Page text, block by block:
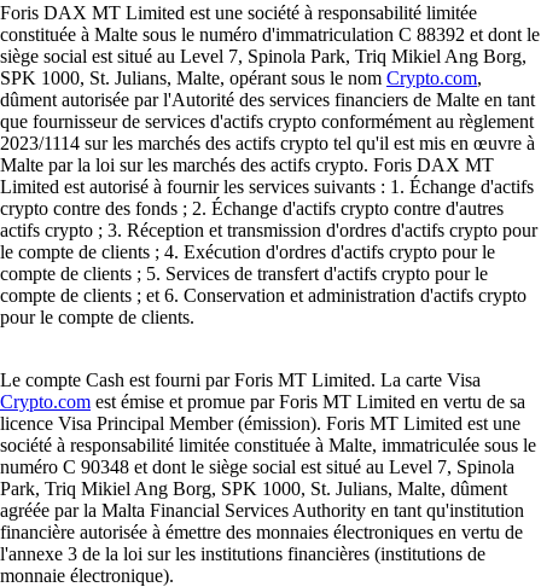
Foris DAX MT Limited est une société à responsabilité limitée
constituée à Malte sous le numéro d'immatriculation C 88392 et dont le
siège social est situé au Level 7, Spinola Park, Triq Mikiel Ang Borg,
SPK 1000, St. Julians, Malte, opérant sous le nom Crypto.com,
dûment autorisée par l'Autorité des services financiers de Malte en tant
que fournisseur de services d'actifs crypto conformément au règlement
2023/1114 sur les marchés des actifs crypto tel qu'il est mis en œuvre à
Malte par la loi sur les marchés des actifs crypto. Foris DAX MT
Limited est autorisé à fournir les services suivants : 1. Échange d'actifs
crypto contre des fonds ; 2. Échange d'actifs crypto contre d'autres
actifs crypto ; 3. Réception et transmission d'ordres d'actifs crypto pour
le compte de clients ; 4. Exécution d'ordres d'actifs crypto pour le
compte de clients ; 5. Services de transfert d'actifs crypto pour le
compte de clients ; et 6. Conservation et administration d'actifs crypto
pour le compte de clients.
Le compte Cash est fourni par Foris MT Limited. La carte Visa
Crypto.com est émise et promue par Foris MT Limited en vertu de sa
licence Visa Principal Member (émission). Foris MT Limited est une
société à responsabilité limitée constituée à Malte, immatriculée sous le
numéro C 90348 et dont le siège social est situé au Level 7, Spinola
Park, Triq Mikiel Ang Borg, SPK 1000, St. Julians, Malte, dûment
agréée par la Malta Financial Services Authority en tant qu'institution
financière autorisée à émettre des monnaies électroniques en vertu de
l'annexe 3 de la loi sur les institutions financières (institutions de
monnaie électronique).